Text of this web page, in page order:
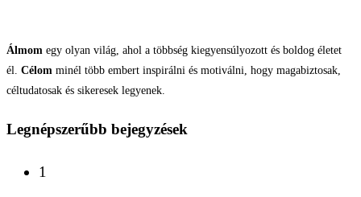
Álmom egy olyan világ, ahol a többség kiegyensúlyozott és boldog életet
él. Célom minél több embert inspirálni és motiválni, hogy magabiztosak,
céltudatosak és sikeresek legyenek.
Legnépszerűbb bejegyzések
1